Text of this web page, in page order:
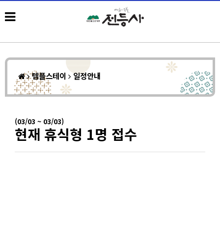
템플스테이 일정안내
(03/03 ~ 03/03)
현재 휴식형 1명 접수